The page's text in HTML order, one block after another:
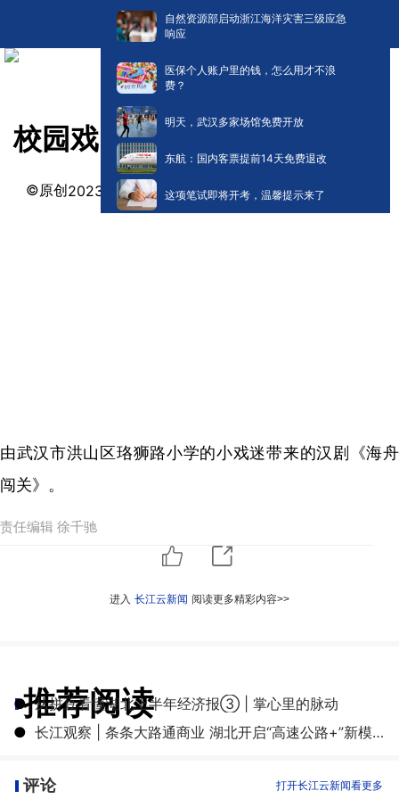
自然资源部启动浙江海洋灾害三级应急
响应
医保个人账户里的钱，怎么用才不浪
费？
明天，武汉多家场馆免费开放
东航：国内客票提前14天免费退改
这项笔试即将开考，温馨提示来了
校园戏曲风 |《海舟闯关》
©原创2023-01-14 13:35阅读:0
由武汉市洪山区珞狮路小学的小戏迷带来的汉剧《海舟
闯关》。
责任编辑 徐千驰
进入 长江云新闻 阅读更多精彩内容>>
推荐阅读
● 从拼豆看懂湖北上半年经济报③ | 掌心里的脉动
●
长江观察 | 条条大路通商业 湖北开启“高速公路+”新模式
评论 打开长江云新闻看更多